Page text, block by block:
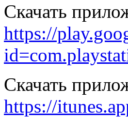
Скачать
https://
Скачать
https://